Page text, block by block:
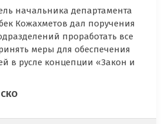
начальника департамента
Кожахметов дал поручения
проработать все
меры для обеспечения
в русле концепции «Закон и